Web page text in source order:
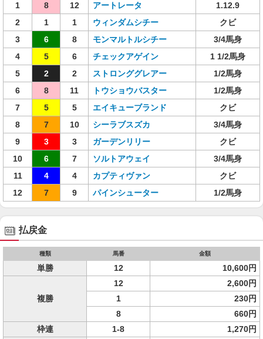
1 8 12 アートレータ
1.12.9
2
1 1 ウィンダムシチー
クビ
3
6 8 モンマルトルシチー
3/4馬身
4
5 6 チェックアゲイン
1 1/2馬身
5
2 2 ストロンググレアー
1/2馬身
6
8 11 トウショウバスター
1/2馬身
7
5 5 エイキューブランド
クビ
8
7 10 シーラブスズカ
3/4馬身
9
3 3 ガーデンリリー
クビ
10
6 7 ソルトアウェイ
3/4馬身
11
4 4 カプティヴァン
クビ
12
7 9 パインシューター 1/2馬身
払戻金
種類 馬番 金額
単勝 12 10,600円
複勝
12
2,600円
1
230円
8
660円
枠連
1-8
1,270円